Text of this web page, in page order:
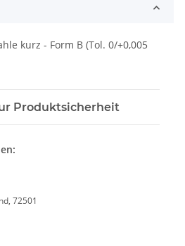
kurz - Form B (Tol. 0/+0,005
Produktsicherheit
72501